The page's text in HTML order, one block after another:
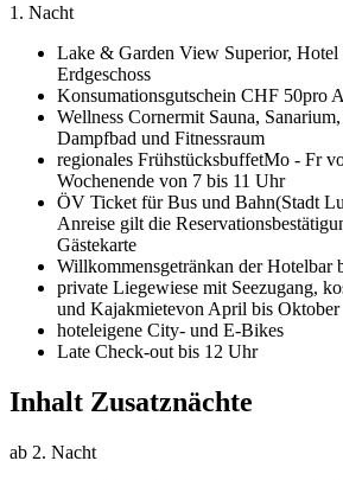
1. Nacht
Lake & Garden View Superior, Hotel
Erdgeschoss
Konsumationsgutschein CHF 50pro
Wellness Cornermit Sauna,
Dampfbad und Fitnessraum
regionales FrühstücksbuffetMo - Fr
Wochenende von 7 bis 11 Uhr
ÖV Ticket für Bus und Bahn(Stadt
Anreise gilt die
Gästekarte
Willkommensgetränkan der Hotelbar
private Liegewiese mit Seezugang,
und Kajakmietevon April bis Oktober
hoteleigene City- und E-Bikes
Late Check-out bis 12 Uhr
Inhalt Zusatznächte
ab 2. Nacht